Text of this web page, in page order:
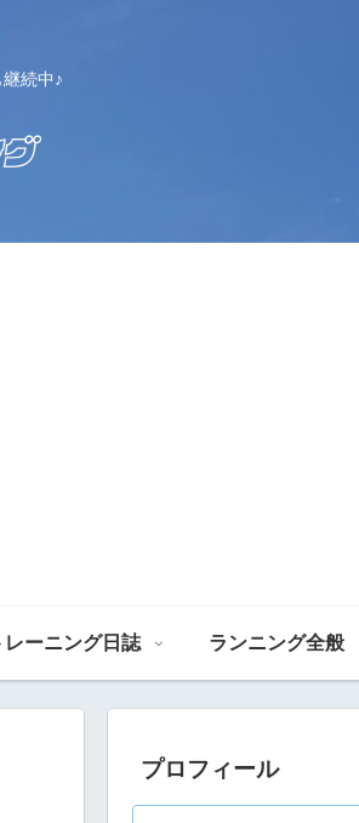
続中♪
レーニング日誌 ランニング全般
プロフィール